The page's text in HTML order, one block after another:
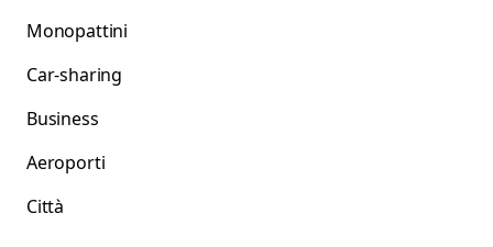
Monopattini
Car-sharing
Business
Aeroporti
Città